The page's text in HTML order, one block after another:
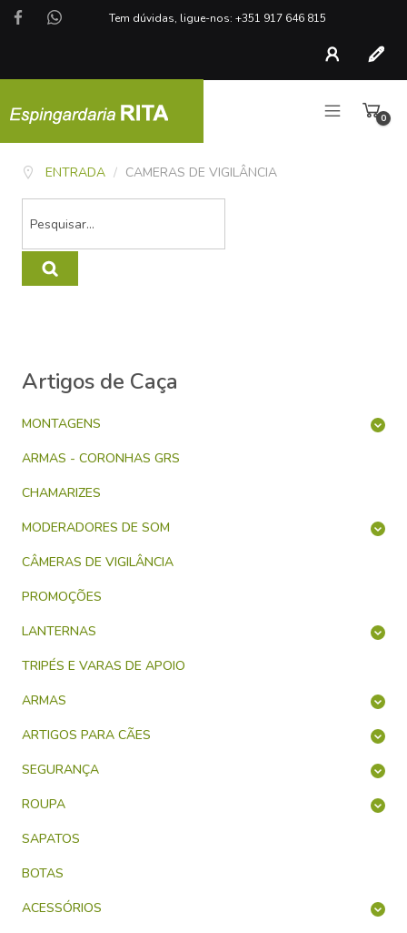
Tem dúvidas, ligue-nos: +351 917 646 815
0
ENTRADA / CAMERAS DE VIGILÂNCIA
Artigos de Caça
MONTAGENS
ARMAS - CORONHAS GRS
CHAMARIZES
MODERADORES DE SOM
CÂMERAS DE VIGILÂNCIA
PROMOÇÕES
LANTERNAS
TRIPÉS E VARAS DE APOIO
ARMAS
ARTIGOS PARA CÃES
SEGURANÇA
ROUPA
SAPATOS
BOTAS
ACESSÓRIOS